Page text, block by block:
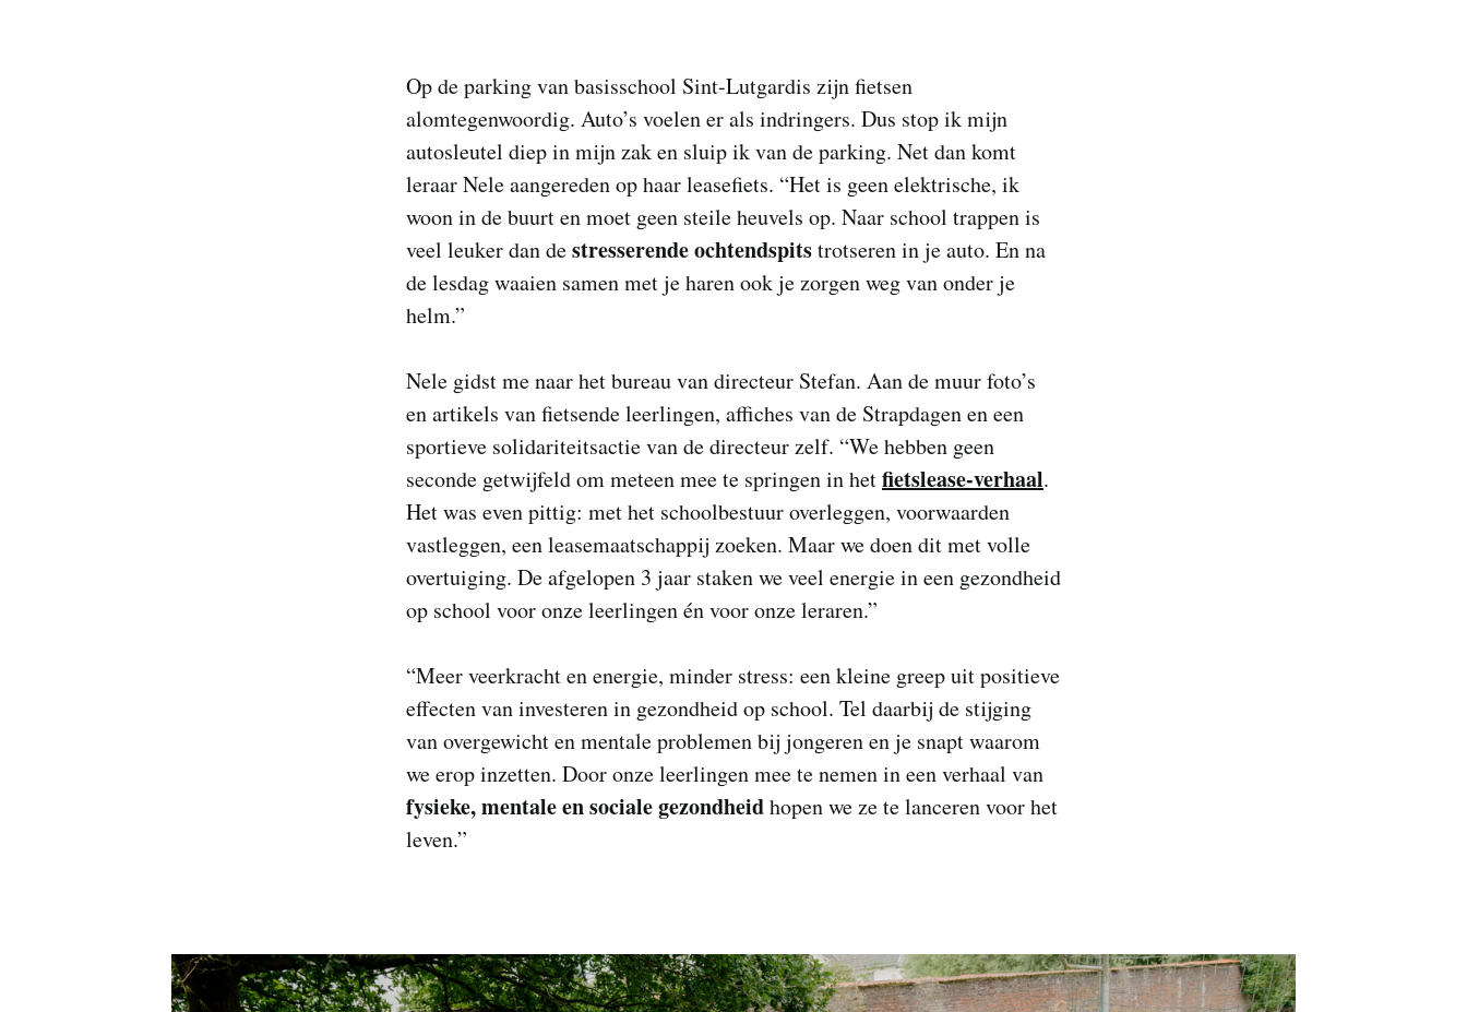
Op de parking van basisschool Sint-Lutgardis zijn fietsen
alomtegenwoordig. Auto’s voelen er als indringers. Dus stop ik mijn
autosleutel diep in mijn zak en sluip ik van de parking. Net dan komt
leraar Nele aangereden op haar leasefiets. “Het is geen elektrische, ik
woon in de buurt en moet geen steile heuvels op. Naar school trappen is
veel leuker dan destresserende ochtendspitstrotseren in je auto. En na
de lesdag waaien samen met je haren ook je zorgen weg van onder je
helm.”
Nele gidst me naar het bureau van directeur Stefan. Aan de muur foto’s
en artikels van fietsende leerlingen, affiches van de Strapdagen en een
sportieve solidariteitsactie van de directeur zelf. “We hebben geen
seconde getwijfeld om meteen mee te springen in hetfietslease-verhaal.
Het was even pittig: met het schoolbestuur overleggen, voorwaarden
vastleggen, een leasemaatschappij zoeken. Maar we doen dit met volle
overtuiging. De afgelopen 3 jaar staken we veel energie in een gezondheid
op school voor onze leerlingen én voor onze leraren.”
“Meer veerkracht en energie, minder stress: een kleine greep uit positieve
effecten van investeren in gezondheid op school. Tel daarbij de stijging
van overgewicht en mentale problemen bij jongeren en je snapt waarom
we erop inzetten. Door onze leerlingen mee te nemen in een verhaal van
fysieke, mentale en sociale gezondheidhopen we ze te lanceren voor het
leven.”